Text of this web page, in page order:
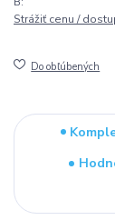
Strážiť cenu /
Do obľúbených